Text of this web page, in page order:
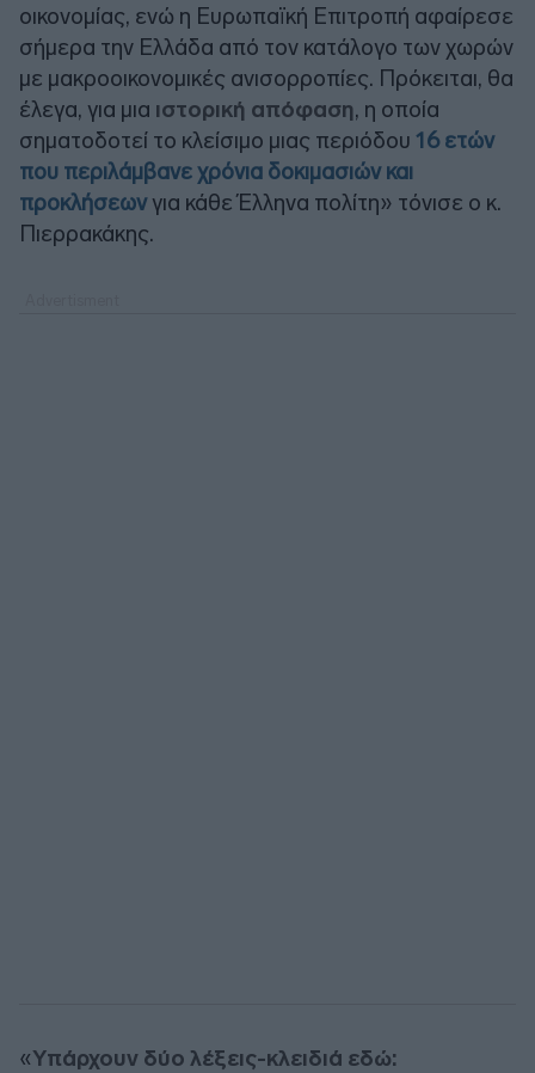
οικονομίας, ενώ η Ευρωπαϊκή Επιτροπή αφαίρεσε
σήμερα την Ελλάδα από τον κατάλογο των χωρών
με μακροοικονομικές ανισορροπίες. Πρόκειται, θα
έλεγα, για μια ιστορική απόφαση, η οποία
σηματοδοτεί το κλείσιμο μιας περιόδου 16 ετών
που περιλάμβανε χρόνια δοκιμασιών και
προκλήσεωνγια κάθε Έλληνα πολίτη» τόνισε ο κ.
Πιερρακάκης.
«Υπάρχουν δύο λέξεις-κλειδιά εδώ: